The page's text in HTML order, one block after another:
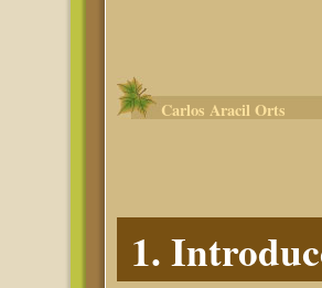
Carlos Aracil Orts
1.